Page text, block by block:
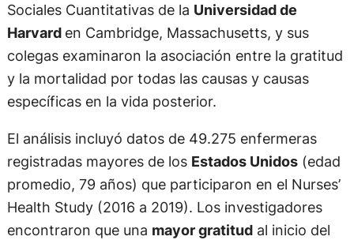
Sociales Cuantitativas de la Universidad de
Harvard en Cambridge, Massachusetts, y sus
colegas examinaron la asociación entre la gratitud
y la mortalidad por todas las causas y causas
específicas en la vida posterior.
El análisis incluyó datos de 49.275 enfermeras
registradas mayores de los Estados Unidos(edad
promedio, 79 años) que participaron en el Nurses’
Health Study (2016 a 2019). Los investigadores
encontraron que una mayor gratitudal inicio del